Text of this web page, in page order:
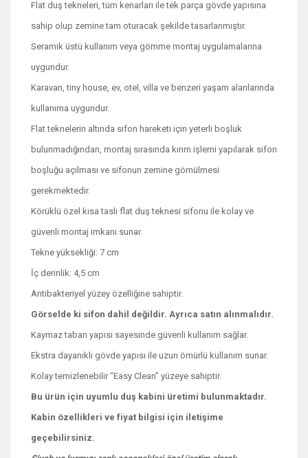
Flat duş tekneleri, tüm kenarları ile tek parça gövde yapısına
sahip olup zemine tam oturacak şekilde tasarlanmıştır.
Seramik üstü kullanım veya gömme montaj uygulamalarına
uygundur.
Karavan, tiny house, ev, otel, villa ve benzeri yaşam alanlarında
kullanıma uygundur.
Flat teknelerin altında sifon hareketi için yeterli boşluk
bulunmadığından, montaj sırasında kırım işlemi yapılarak sifon
boşluğu açılması ve sifonun zemine gömülmesi
gerekmektedir.
Körüklü özel kısa taslı flat duş teknesi sifonu ile kolay ve
güvenli montaj imkanı sunar.
Tekne yüksekliği: 7 cm
İç derinlik: 4,5 cm
Antibakteriyel yüzey özelliğine sahiptir.
Görselde ki sifon dahil değildir. Ayrıca satın alınmalıdır.
Kaymaz taban yapısı sayesinde güvenli kullanım sağlar.
Ekstra dayanıklı gövde yapısı ile uzun ömürlü kullanım sunar.
Kolay temizlenebilir “Easy Clean” yüzeye sahiptir.
Bu ürün için uyumlu duş kabini üretimi bulunmaktadır.
Kabin özellikleri ve fiyat bilgisi için iletişime
geçebilirsiniz.